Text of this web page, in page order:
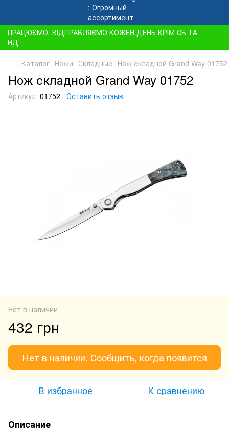
ПРАЦЮЄМО. ВІДПРАВЛЯЄМО КОЖЕН ДЕНЬ КРІМ СБ ТА
НД
Каталог Ножи Складные Нож складной Grand Way 01752
Нож складной Grand Way 01752
Артикул: 01752 Оставить отзыв
Нет в наличии
432 грн
Нет в наличии. Сообщить, когда появится
В избранное К сравнению
Описание